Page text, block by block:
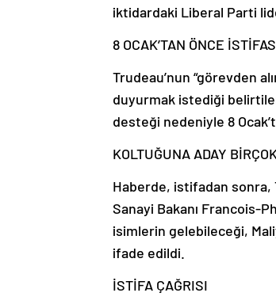
iktidardaki Liberal Parti
8 OCAK’TAN ÖNCE
Trudeau’nun “görevden
duyurmak istediği
desteği nedeniyle 8
KOLTUĞUNA ADAY
Haberde, istifadan sonra,
Sanayi Bakanı Francois-
isimlerin gelebileceği,
ifade edildi.
İSTİFA ÇAĞRISI